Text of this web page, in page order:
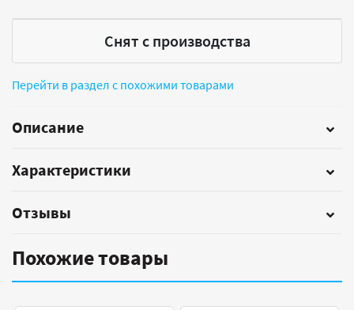
Снят с производства
Перейти в раздел с похожими товарами
Описание
Характеристики
Отзывы
Похожие товары